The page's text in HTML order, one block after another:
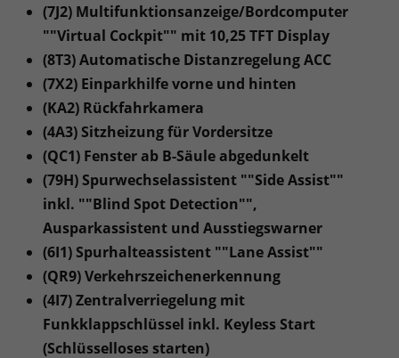
(7J2) Multifunktionsanzeige/Bordcomputer
""Virtual Cockpit"" mit 10,25 TFT Display
(8T3) Automatische Distanzregelung ACC
(7X2) Einparkhilfe vorne und hinten
(KA2) Rückfahrkamera
(4A3) Sitzheizung für Vordersitze
(QC1) Fenster ab B-Säule abgedunkelt
(79H) Spurwechselassistent ""Side Assist""
inkl. ""Blind Spot Detection"",
Ausparkassistent und Ausstiegswarner
(6I1) Spurhalteassistent ""Lane Assist""
(QR9) Verkehrszeichenerkennung
(4I7) Zentralverriegelung mit
Funkklappschlüssel inkl. Keyless Start
(Schlüsselloses starten)